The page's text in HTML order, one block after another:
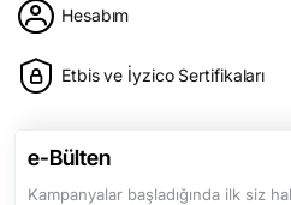
Hesabım
Etbis ve İyzico Sertifikaları
e-Bülten
Kampanyalar başladığında ilk siz